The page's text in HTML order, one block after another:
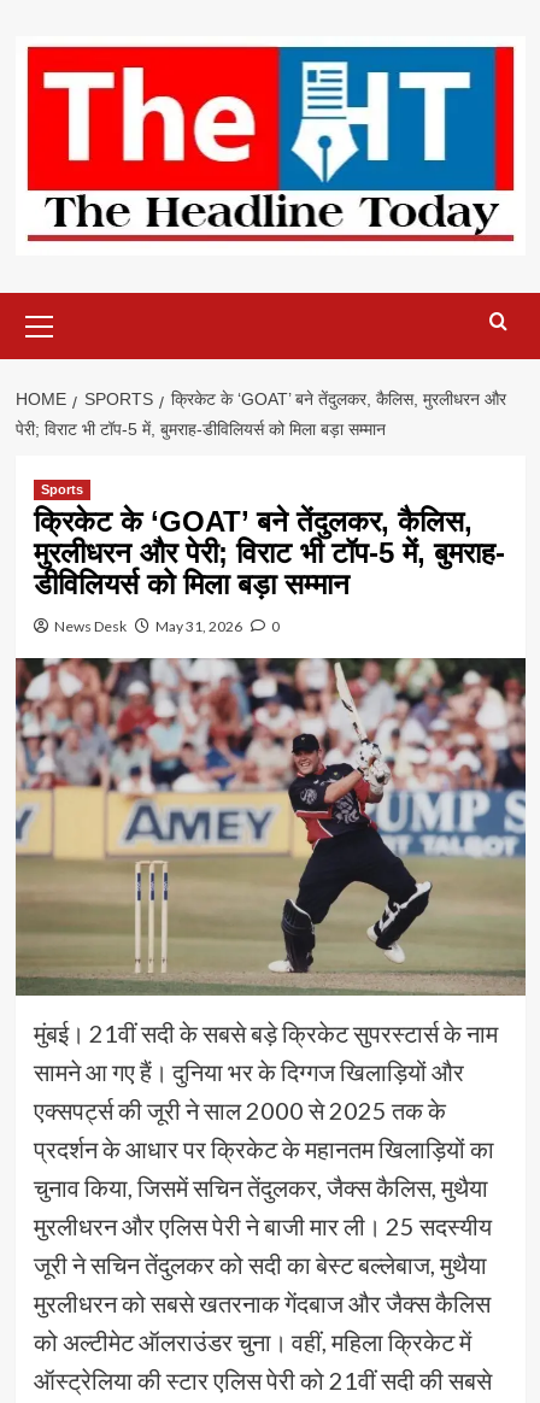
content
Menu
HOME SPORTS
क्रिकेट के ‘GOAT’ बने तेंदुलकर, कैलिस, मुरलीधरन और
पेरी; विराट भी टॉप-5 में, बुमराह-डीविलियर्स को मिला बड़ा सम्मान
Sports
क्रिकेट के ‘GOAT’ बने तेंदुलकर, कैलिस,
मुरलीधरन और पेरी; विराट भी टॉप-5 में, बुमराह-
डीविलियर्स को मिला बड़ा सम्मान
News Desk May 31, 2026 0
मुंबई। 21वीं सदी के सबसे बड़े क्रिकेट सुपरस्टार्स के नाम
सामने आ गए हैं। दुनिया भर के दिग्गज खिलाड़ियों और
एक्सपर्ट्स की जूरी ने साल 2000 से 2025 तक के
प्रदर्शन के आधार पर क्रिकेट के महानतम खिलाड़ियों का
चुनाव किया, जिसमें सचिन तेंदुलकर, जैक्स कैलिस, मुथैया
मुरलीधरन और एलिस पेरी ने बाजी मार ली। 25 सदस्यीय
जूरी ने सचिन तेंदुलकर को सदी का बेस्ट बल्लेबाज, मुथैया
मुरलीधरन को सबसे खतरनाक गेंदबाज और जैक्स कैलिस
को अल्टीमेट ऑलराउंडर चुना। वहीं, महिला क्रिकेट में
ऑस्ट्रेलिया की स्टार एलिस पेरी को 21वीं सदी की सबसे